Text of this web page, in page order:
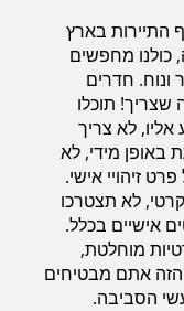
התיירות בארץ
כולנו מחפשים
ונוח. חדרים
שצריך! תוכלו
לא צריך
מידי, לא
זיהויי אישי.
לא תצטרכו
אישיים בכלל.
מוחלטת,
הזה אתם מבטיחים
הסביבה.